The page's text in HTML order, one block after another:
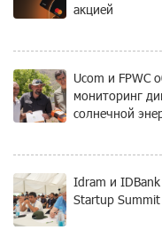
акцией
Ucom и FPWC
мониторинг
солнечной
Idram и IDBank
Startup Summit